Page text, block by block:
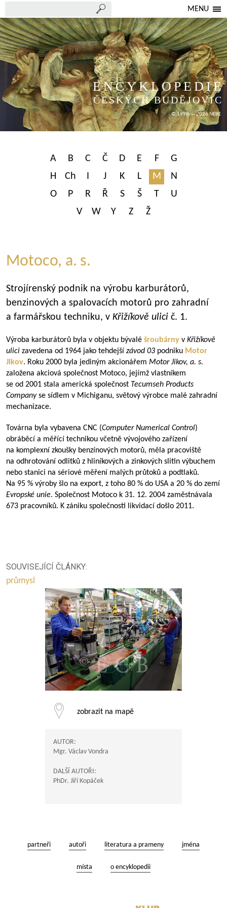
MENU
ENCYKLOPEDIE
ČESKÝCH BUDĚJOVIC
© 1998 — 2026 NEBE
A B C Č D E F
G
H
Ch I J K L M
N
O
P R Ř S Š T
U
V
W Y Z Ž
Motoco, a. s.
Strojírenský podnik na výrobu karburátorů,
benzinových a spalovacích motorů pro zahradní
a farmářskou techniku, v Křižíkově ulici č. 1.
Výroba karburátorů byla v objektu bývalé šroubárny v Křižíkově
ulici zavedena od 1964 jako tehdejší závod 03 podniku Motor
Jikov. Roku 2000 byla jediným akcionářem Motor Jikov, a. s.
založena akciová společnost Motoco, jejímž vlastníkem
se od 2001 stala americká společnost Tecumseh Products
Companyse sídlem v Michiganu, světový výrobce malé zahradní
mechanizace.
Továrna byla vybavena CNC (Computer Numerical Control)
obráběcí a měřící technikou včetně vývojového zařízení
na komplexní zkoušky benzínových motorů, měla pracoviště
na odhrotování odlitků z hliníkových a zinkových slitin výbuchem
nebo stanici na sériové měření malých průtoků a podtlaků.
Na 95 % výroby šlo na export, z toho 80 % do USA a 20 % do zemí
Evropské unie. Společnost Motoco k 31. 12. 2004 zaměstnávala
673 pracovníků. K zániku společnosti likvidací došlo 2011.
SOUVISEJÍCÍ ČLÁNKY:
průmysl
zobrazit na mapě
AUTOR:
Mgr. Václav Vondra
DALŠÍ AUTOŘI:
PhDr. Jiří Kopáček
partneři autoři literatura a prameny jména
místa o encyklopedii